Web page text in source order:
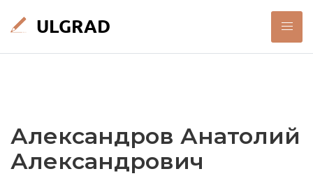
Александров Анатолий
Александрович